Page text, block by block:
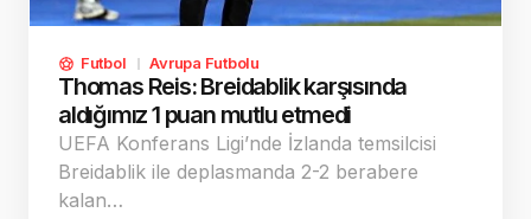
Futbol Avrupa Futbolu
Thomas Reis: Breidablik karşısında
aldığımız 1 puan mutlu etmedi
UEFA Konferans Ligi’nde İzlanda temsilcisi
Breidablik ile deplasmanda 2-2 berabere
kalan…